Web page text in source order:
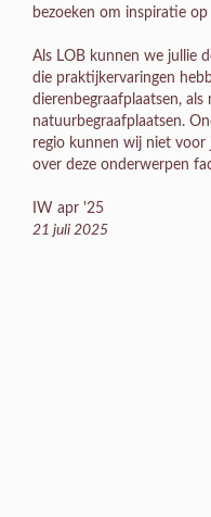
bezoeken om inspiratie
Als LOB kunnen we jullie
die praktijkervaringen
dierenbegraafplaatsen,
natuurbegraafplaatsen.
regio kunnen wij niet voor
over deze onderwerpen
IW apr '25
21 juli 2025